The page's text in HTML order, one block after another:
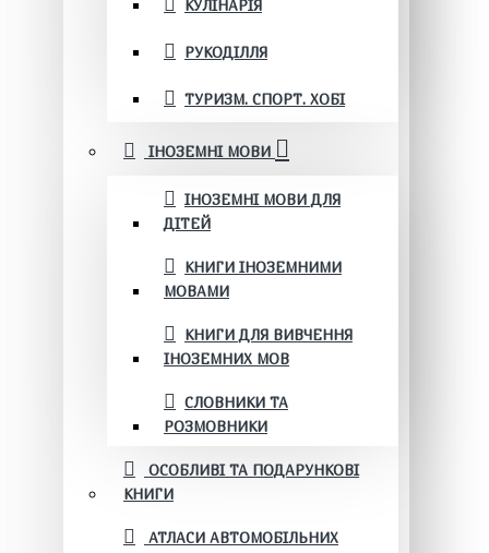
КУЛІНАРІЯ
РУКОДІЛЛЯ
ТУРИЗМ. СПОРТ. ХОБІ
ІНОЗЕМНІ МОВИ
ІНОЗЕМНІ МОВИ ДЛЯ
ДІТЕЙ
КНИГИ ІНОЗЕМНИМИ
МОВАМИ
КНИГИ ДЛЯ ВИВЧЕННЯ
ІНОЗЕМНИХ МОВ
СЛОВНИКИ ТА
РОЗМОВНИКИ
ОСОБЛИВІ ТА ПОДАРУНКОВІ
КНИГИ
АТЛАСИ АВТОМОБІЛЬНИХ